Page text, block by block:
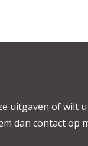
uitgaven of wilt
dan contact op